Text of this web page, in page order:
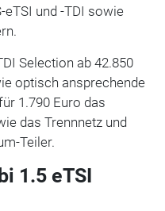
eTSI und -TDI sowie
Selection ab 42.850
optisch ansprechende
1.790 Euro das
das Trennnetz und
Teiler.
1.5 eTSI